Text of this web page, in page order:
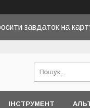
завдаток на
ІНСТРУМЕНТ